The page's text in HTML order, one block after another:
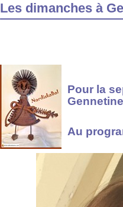
Les dimanches à
Pour la
Au